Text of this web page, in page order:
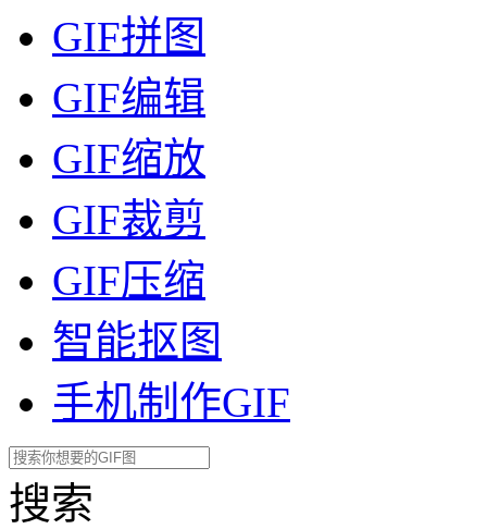
GIF拼图
GIF编辑
GIF缩放
GIF裁剪
GIF压缩
智能抠图
手机制作GIF
搜索